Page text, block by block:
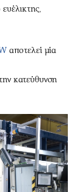
αποτελεί μία
κατεύθυνση